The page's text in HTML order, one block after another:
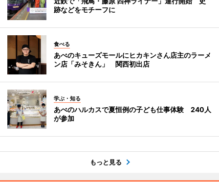
跡などをモチーフに
食べる
あべのキューズモールにヒカキンさん店主のラーメ
ン店「みそきん」 関西初出店
学ぶ・知る
あべのハルカスで夏恒例の子ども仕事体験 240人
が参加
もっと見る